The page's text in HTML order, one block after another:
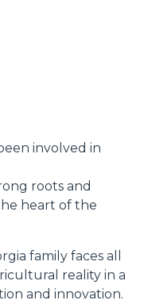
involved in
roots and
heart of the
family faces all
reality in a
and innovation.